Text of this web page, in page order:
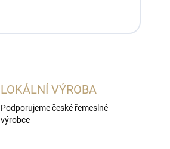
LOKÁLNÍ VÝROBA
Podporujeme české řemeslné
výrobce